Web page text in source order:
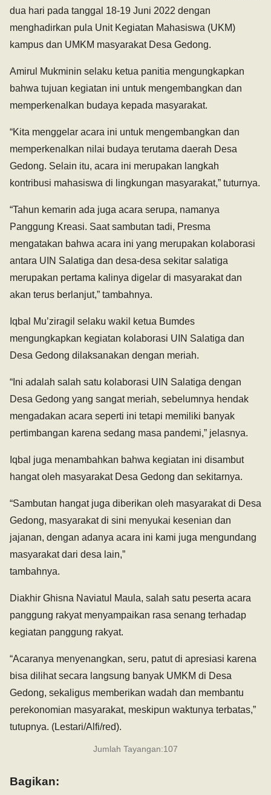
dua hari pada tanggal 18-19 Juni 2022 dengan
menghadirkan pula Unit Kegiatan Mahasiswa (UKM)
kampus dan UMKM masyarakat Desa Gedong.
Amirul Mukminin selaku ketua panitia mengungkapkan
bahwa tujuan kegiatan ini untuk mengembangkan dan
memperkenalkan budaya kepada masyarakat.
“Kita menggelar acara ini untuk mengembangkan dan
memperkenalkan nilai budaya terutama daerah Desa
Gedong. Selain itu, acara ini merupakan langkah
kontribusi mahasiswa di lingkungan masyarakat,” tuturnya.
“Tahun kemarin ada juga acara serupa, namanya
Panggung Kreasi. Saat sambutan tadi, Presma
mengatakan bahwa acara ini yang merupakan kolaborasi
antara UIN Salatiga dan desa-desa sekitar salatiga
merupakan pertama kalinya digelar di masyarakat dan
akan terus berlanjut,” tambahnya.
Iqbal Mu’ziragil selaku wakil ketua Bumdes
mengungkapkan kegiatan kolaborasi UIN Salatiga dan
Desa Gedong dilaksanakan dengan meriah.
“Ini adalah salah satu kolaborasi UIN Salatiga dengan
Desa Gedong yang sangat meriah, sebelumnya hendak
mengadakan acara seperti ini tetapi memiliki banyak
pertimbangan karena sedang masa pandemi,” jelasnya.
Iqbal juga menambahkan bahwa kegiatan ini disambut
hangat oleh masyarakat Desa Gedong dan sekitarnya.
“Sambutan hangat juga diberikan oleh masyarakat di Desa
Gedong, masyarakat di sini menyukai kesenian dan
jajanan, dengan adanya acara ini kami juga mengundang
masyarakat dari desa lain,”
tambahnya.
Diakhir Ghisna Naviatul Maula, salah satu peserta acara
panggung rakyat menyampaikan rasa senang terhadap
kegiatan panggung rakyat.
“Acaranya menyenangkan, seru, patut di apresiasi karena
bisa dilihat secara langsung banyak UMKM di Desa
Gedong, sekaligus memberikan wadah dan membantu
perekonomian masyarakat, meskipun waktunya terbatas,”
tutupnya. (Lestari/Alfi/red).
Jumlah Tayangan:107
Bagikan: